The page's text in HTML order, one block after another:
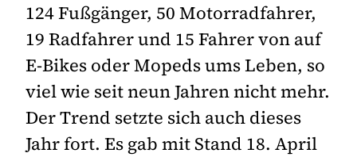
124 Fußgänger, 50 Motorradfahrer,
19 Radfahrer und 15 Fahrer von auf
E-Bikes oder Mopeds ums Leben, so
viel wie seit neun Jahren nicht mehr.
Der Trend setzte sich auch dieses
Jahr fort. Es gab mit Stand 18. April